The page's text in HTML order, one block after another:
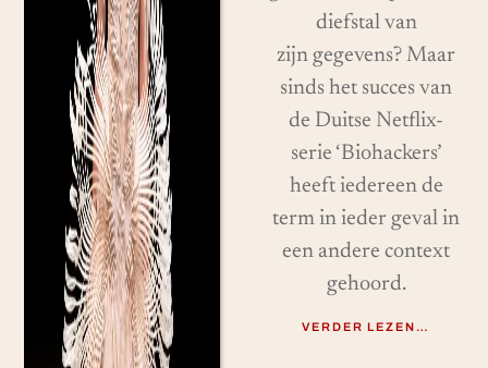
diefstal van
zijn gegevens? Maar
sinds het succes van
de Duitse Netflix-
serie ‘Biohackers’
heeft iedereen de
term in ieder geval in
een andere context
gehoord.
VERDER LEZEN…